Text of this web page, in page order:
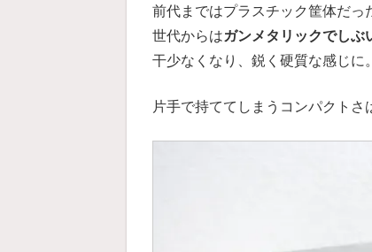
前代まではプラスチック筐体だ
世代からはガンメタリックでしぶ
干少なくなり、鋭く硬質な感じに。
片手で持ててしまうコンパクトさ